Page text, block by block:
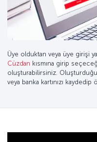
Üye olduktan veya üye girişi
Cüzdan kısmına girip
oluşturabilirsiniz.
veya banka kartınızı kaydedip